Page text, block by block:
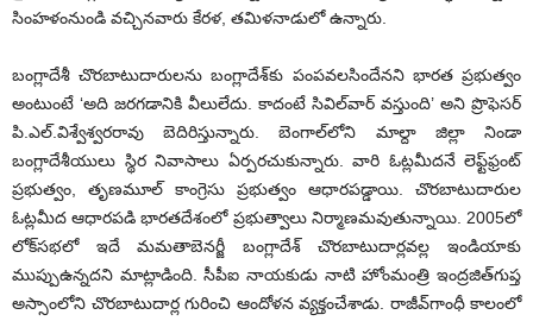
సింహళంనుండి వచ్చినవారు కేరళ, తమిళనాడులో ఉన్నారు.
బంగ్లాదేశీ చొరబాటుదారులను బంగ్లాదేశ్‌కు పంపవలసిందేనని భారత ప్రభుత్వం
అంటుంటే ‘అది జరగడానికి వీలులేదు. కాదంటే సివిల్‌వార్ వస్తుంది’ అని ప్రొఫెసర్
పి.ఎల్.విశ్వేశ్వరరావు బెదిరిస్తున్నారు. బెంగాల్‌లోని మాల్దా జిల్లా నిండా
బంగ్లాదేశీయులు స్థిర నివాసాలు ఏర్పరచుకున్నారు. వారి ఓట్లమీదనే లెఫ్ట్‌ఫ్రంట్
ప్రభుత్వం, తృణమూల్ కాంగ్రెసు ప్రభుత్వం ఆధారపడ్డాయి. చొరబాటుదారుల
ఓట్లమీద ఆధారపడి భారతదేశంలో ప్రభుత్వాలు నిర్మాణమవుతున్నాయి. 2005లో
లోక్‌సభలో ఇదే మమతాబెనర్జీ బంగ్లాదేశ్ చొరబాటుదార్లవల్ల ఇండియాకు
ముప్పుఉన్నదని మాట్లాడింది. సీపీఐ నాయకుడు నాటి హోంమంత్రి ఇంద్రజిత్‌గుప్త
అస్సాంలోని చొరబాటుదార్ల గురించి ఆందోళన వ్యక్తంచేశాడు. రాజీవ్‌గాంధీ కాలంలో